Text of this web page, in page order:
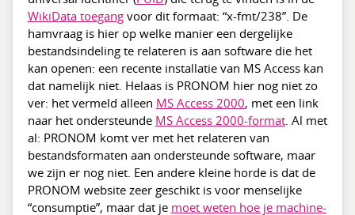
WikiData toegangvoor dit formaat: “x-fmt/238”. De
hamvraag is hier op welke manier een dergelijke
bestandsindeling te relateren is aan software die het
kan openen: een recente installatie van MS Access kan
dat namelijk niet. Helaas is PRONOM hier nog niet zo
ver: het vermeld alleen MS Access 2000, met een link
naar het ondersteunde MS Access 2000-format. Al met
al: PRONOM komt ver met het relateren van
bestandsformaten aan ondersteunde software, maar
we zijn er nog niet. Een andere kleine horde is dat de
PRONOM website zeer geschikt is voor menselijke
“consumptie”, maar dat je moet weten hoe je machine-